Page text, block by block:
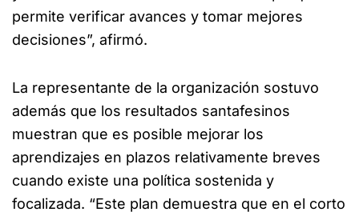
permite verificar avances y tomar mejores
decisiones”, afirmó.
La representante de la organización sostuvo
además que los resultados santafesinos
muestran que es posible mejorar los
aprendizajes en plazos relativamente breves
cuando existe una política sostenida y
focalizada. “Este plan demuestra que en el corto